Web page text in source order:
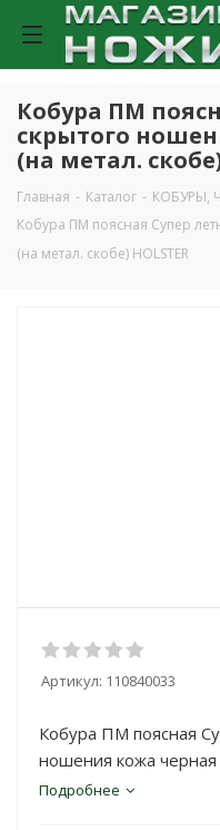
Кобура ПМ
скрытого
(на метал.
Главная - Каталог - КОБУРЫ,
Кобура ПМ поясная Супер
(на метал. скобе) HOLSTER
Артикул: 110840033
Кобура ПМ поясная
ношения кожа черная
Подробнее